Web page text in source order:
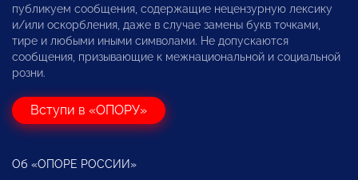
публикуем сообщения, содержащие нецензурную лексику
и/или оскорбления, даже в случае замены букв точками,
тире и любыми иными символами. Не допускаются
сообщения, призывающие к межнациональной и социальной
розни.
Вступи в «ОПОРУ»
Об «ОПОРЕ РОССИИ»